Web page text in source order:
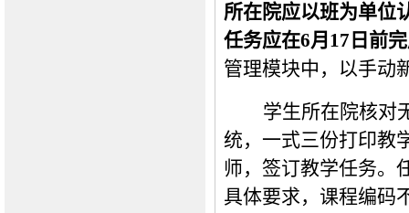
所在院应以班为单位
任务应在6月 17日前
管理模块中 ， 以手动
学生所在院核对
统，一式三份打印教
师，签订教学任务。
具体要求，课程编码